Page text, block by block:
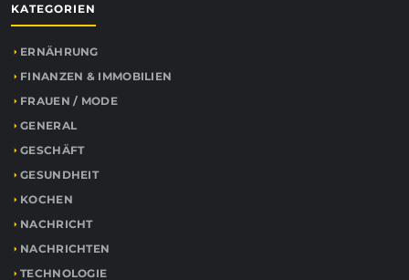
KATEGORIEN
ERNÄHRUNG
FINANZEN & IMMOBILIEN
FRAUEN / MODE
GENERAL
GESCHÄFT
GESUNDHEIT
KOCHEN
NACHRICHT
NACHRICHTEN
TECHNOLOGIE